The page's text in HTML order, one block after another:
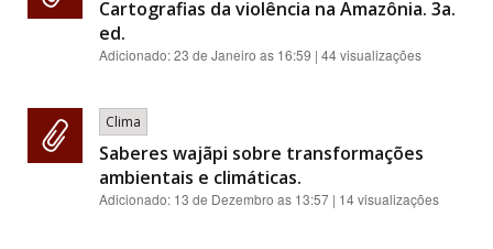
Cartografias da violência na Amazônia. 3a.
ed.
Adicionado:23 de Janeiro as 16:59 | 44 visualizações
Clima
Saberes wajãpi sobre transformações
ambientais e climáticas.
Adicionado: 13 de Dezembro as 13:57 | 14 visualizações